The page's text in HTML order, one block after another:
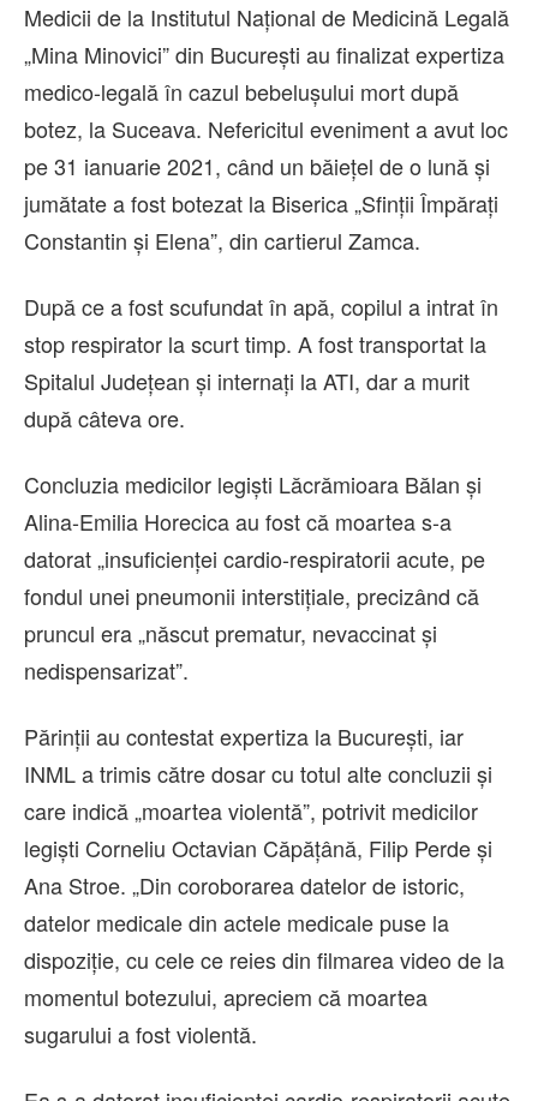
Medicii de la Institutul Național de Medicină Legală
„Mina Minovici” din București au finalizat expertiza
medico-legală în cazul bebelușului mort după
botez, la Suceava. Nefericitul eveniment a avut loc
pe 31 ianuarie 2021, când un băiețel de o lună și
jumătate a fost botezat la Biserica „Sfinții Împărați
Constantin și Elena”, din cartierul Zamca.
După ce a fost scufundat în apă, copilul a intrat în
stop respirator la scurt timp. A fost transportat la
Spitalul Județean și internați la ATI, dar a murit
după câteva ore.
Concluzia medicilor legiști Lăcrămioara Bălan și
Alina-Emilia Horecica au fost că moartea s-a
datorat „insuficienței cardio-respiratorii acute, pe
fondul unei pneumonii interstiţiale, precizând că
pruncul era „născut prematur, nevaccinat şi
nedispensarizat”.
Părinții au contestat expertiza la București, iar
INML a trimis către dosar cu totul alte concluzii și
care indică „moartea violentă”, potrivit medicilor
legiști Corneliu Octavian Căpățână, Filip Perde și
Ana Stroe. „Din coroborarea datelor de istoric,
datelor medicale din actele medicale puse la
dispoziție, cu cele ce reies din filmarea video de la
momentul botezului, apreciem că moartea
sugarului a fost violentă.